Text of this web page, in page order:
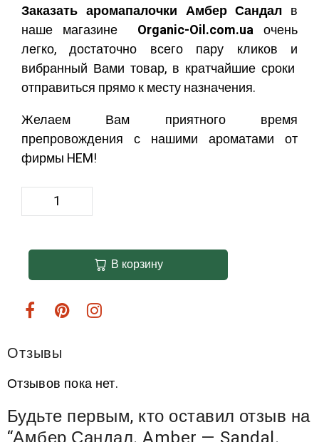
Заказать аромапалочки Амбер Сандал в
наше магазине Organic-Oil.com.ua очень
легко, достаточно всего пару кликов и
вибранный Вами товар, в кратчайшие сроки
отправиться прямо к месту назначения.
Желаем Вам приятного время
препровождения с нашими ароматами от
фирмы HEM!
В корзину
Отзывы
Отзывов пока нет.
Будьте первым, кто оставил отзыв на